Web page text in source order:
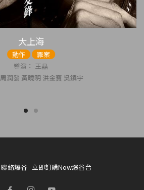
大上海
動作
罪案
導演： 王晶
潤發 黃曉明 洪金寶 吳鎮宇
聯絡爆谷 立即訂購Now爆谷台